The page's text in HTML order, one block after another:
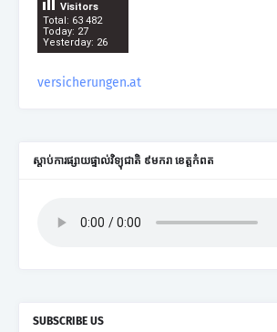
Total: 63 482
Today: 27
Yesterday: 26
Visitors
versicherungen.at
ស្តាប់ការផ្សាយផ្ទាល់វិទ្យុជាតិ ៩មករា ខេត្តកំពត
SUBSCRIBE US